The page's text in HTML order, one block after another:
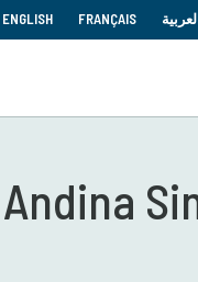
ENGLISH FRANÇAIS